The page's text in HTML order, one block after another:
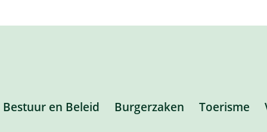
Bestuur en Beleid Burgerzaken Toerisme